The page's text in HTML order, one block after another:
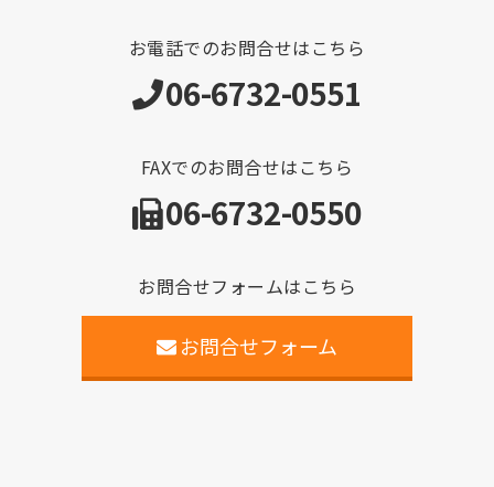
お電話でのお問合せはこちら
06-6732-0551
FAXでのお問合せはこちら
06-6732-0550
お問合せフォームはこちら
お問合せフォーム